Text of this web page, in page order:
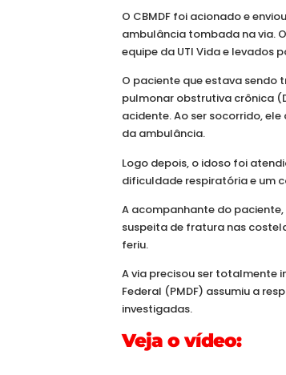
O CBMDF foi acionado e
ambulância tombada na via.
equipe da UTI Vida e levados
O paciente que estava sendo
pulmonar obstrutiva crônica
acidente. Ao ser socorrido,
da ambulância.
Logo depois, o idoso foi
dificuldade respiratória e um
A acompanhante do
suspeita de fratura nas
feriu.
A via precisou ser totalmente
Federal (PMDF) assumiu a
investigadas.
Veja o vídeo: